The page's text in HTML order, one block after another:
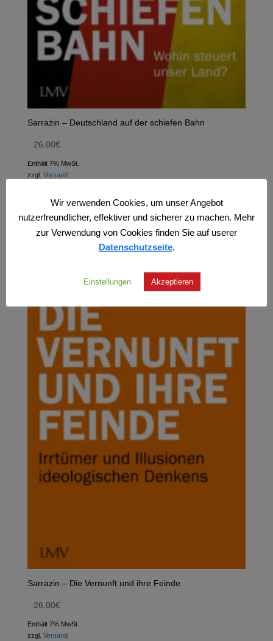
Sarrazin – Deutschland auf der schiefen Bahn
26,00€
Enthält 7% MwSt.
zzgl. Versand
Sarrazin – Die Vernunft und ihre Feinde
26,00€
Enthält 7% MwSt.
zzgl. Versand
Wir verwenden Cookies, um unser Angebot
nutzerfreundlicher, effektiver und sicherer zu machen. Mehr
zur Verwendung von Cookies finden Sie auf userer
Datenschutzseite.
Einstellungen Akzeptieren